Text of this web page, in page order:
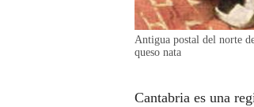
Antigua postal del norte
queso nata
Cantabria es una